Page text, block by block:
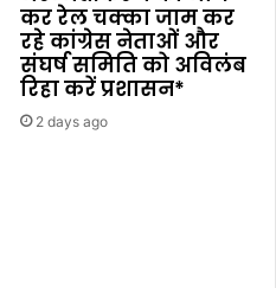
कर रेल चक्का जाम कर
रहे कांग्रेस नेताओं और
संघर्ष समिति को अविलंब
रिहा करें प्रशासन*
2 days ago